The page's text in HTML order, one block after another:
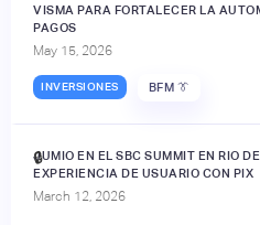
VISMA PARA FORTALECER LA
PAGOS
May 15, 2026
INVERSIONES BFM 👔
JUMIO EN EL SBC SUMMIT EN RIO
EXPERIENCIA DE USUARIO CON PIX
March 12, 2026
🔒